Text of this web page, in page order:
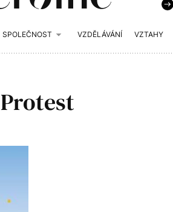
SPOLEČNOST VZDĚLÁVÁNÍ VZTAHY
Protest